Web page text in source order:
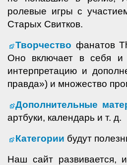
ролевые игры с
Старых Свитков.
Творчество фанатов
Оно включает в себя и
интерпретацию и
правда») и множество
Дополнительные
артбуки, календарь и т. д.
Категории будут
Наш сайт развивается,